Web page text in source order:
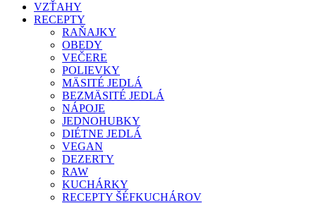
VZŤAHY
RECEPTY
RAŇAJKY
OBEDY
VEČERE
POLIEVKY
MÄSITÉ JEDLÁ
BEZMÄSITÉ JEDLÁ
NÁPOJE
JEDNOHUBKY
DIÉTNE JEDLÁ
VEGAN
DEZERTY
RAW
KUCHÁRKY
RECEPTY ŠÉFKUCHÁROV